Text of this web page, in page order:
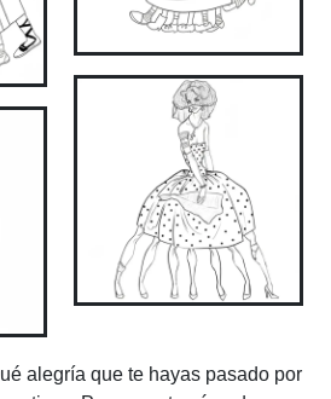
alegría que te hayas pasado por